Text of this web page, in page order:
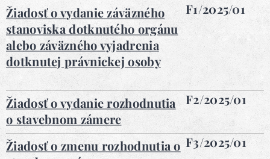
Žiadosť o vydanie záväzného
stanoviska dotknutého orgánu
alebo záväzného vyjadrenia
dotknutej právnickej osoby
F1/2025/01
Žiadosť o vydanie rozhodnutia
o stavebnom zámere
F2/2025/01
Žiadosť o zmenu rozhodnutia o F3/2025/01